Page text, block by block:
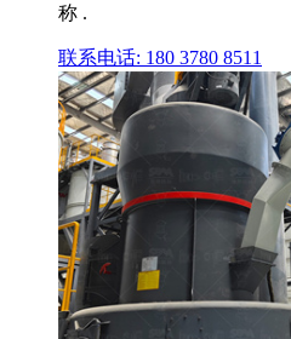
称 .
联系电话: 180 3780 8511